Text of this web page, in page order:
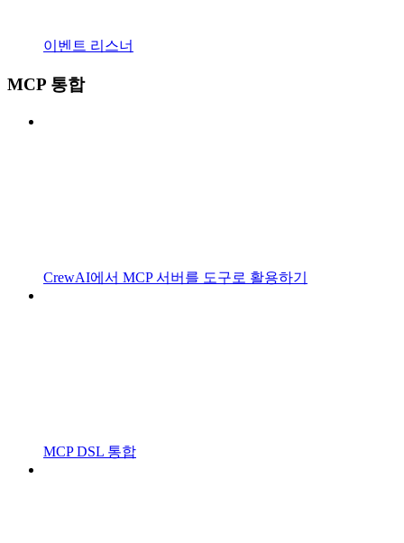
이벤트 리스너
MCP 통합
CrewAI에서 MCP 서버를 도구로 활용하기
MCP DSL 통합